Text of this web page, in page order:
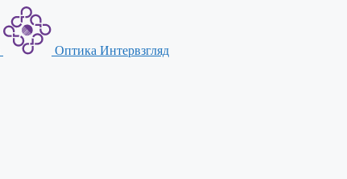
Оптика Интервзгляд